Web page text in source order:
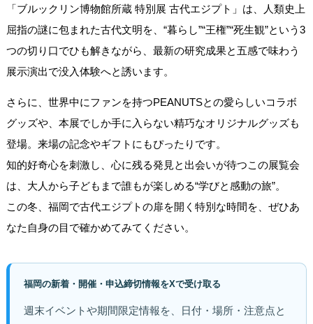
「ブルックリン博物館所蔵 特別展 古代エジプト」は、人類史上
屈指の謎に包まれた古代文明を、“暮らし”“王権”“死生観”という3
つの切り口でひも解きながら、最新の研究成果と五感で味わう
展示演出で没入体験へと誘います。
さらに、世界中にファンを持つPEANUTSとの愛らしいコラボ
グッズや、本展でしか手に入らない精巧なオリジナルグッズも
登場。来場の記念やギフトにもぴったりです。
知的好奇心を刺激し、心に残る発見と出会いが待つこの展覧会
は、大人から子どもまで誰もが楽しめる“学びと感動の旅”。
この冬、福岡で古代エジプトの扉を開く特別な時間を、ぜひあ
なた自身の目で確かめてみてください。
福岡の新着・開催・申込締切情報をXで受け取る
週末イベントや期間限定情報を、日付・場所・注意点と